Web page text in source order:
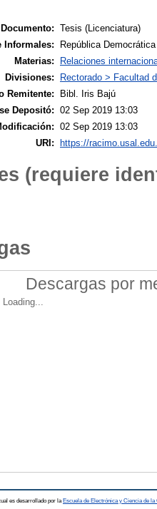
Tesis (Licenciatura)
Informales:
República
Materias:
Relaciones
Divisiones:
Rectorado > Facultad
Remitente:
Bibl. Iris Bajú
Depositó: 02 Sep 2019 13:03
02 Sep 2019 13:03
URI:
https://
(requiere
Descargas por
Loading...
es desarrollado por la Escuela de Electrónica y Ciencia de la